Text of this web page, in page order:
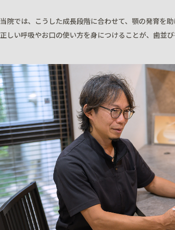
当院では、こうした成長段階に合わせて、顎の発育を
正しい呼吸やお口の使い方を身につけることが、歯並